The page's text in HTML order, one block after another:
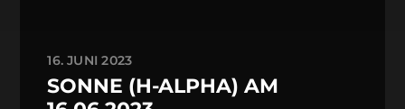
16. JUNI 2023
SONNE (H-ALPHA) AM